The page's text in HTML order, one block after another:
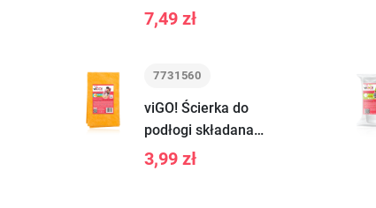
35L 12 szt.
7,49 zł
7731560
viGO! Ścierka do
podłogi składana 1
szt
3,99 zł